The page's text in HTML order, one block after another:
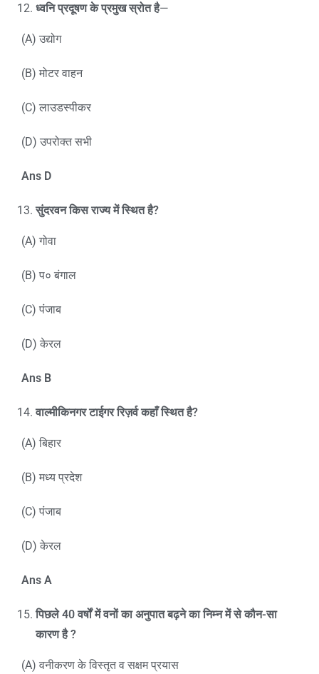
ध्वनि प्रदूषण के प्रमुख स्रोत है—
(A) उद्योग
(B) मोटर वाहन
(C) लाउडस्पीकर
(D) उपरोक्त सभी
Ans D
सुंदरवन किस राज्य में स्थित है?
(A) गोवा
(B) प० बंगाल
(C) पंजाब
(D) केरल
Ans B
वाल्मीकिनगर टाईगर रिज़र्व कहाँ स्थित है?
(A) बिहार
(B) मध्य प्रदेश
(C) पंजाब
(D) केरल
Ans A
पिछले 40वर्षों में वनों का अनुपात बढ़ने का निम्न में से कौन-सा
कारण है ?
(A) वनीकरण के विस्तृत व सक्षम प्रयास